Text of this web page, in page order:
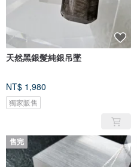
天然黑銀髮純銀吊墜
NT$ 1,980
獨家販售
售完